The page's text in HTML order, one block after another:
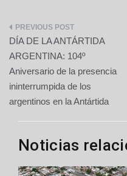
Navegación
de
entradas
DÍA DE LA ANTÁRTIDA
ARGENTINA: 104º
Aniversario de la presencia
ininterrumpida de los
argentinos en la Antártida
Noticias